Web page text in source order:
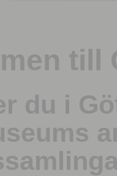
till
du i